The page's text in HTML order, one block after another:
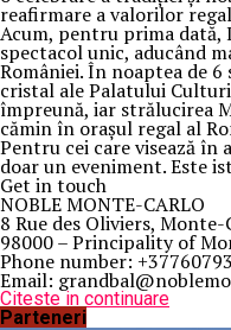
reafirmare a valorilor
Acum, pentru prima dată,
spectacol unic, aducând
României. În noaptea de
cristal ale Palatului
împreună, iar strălucirea
cămin în orașul regal al
Pentru cei care visează în
doar un eveniment. Este
Get in touch
NOBLE MONTE-CARLO
8 Rue des Oliviers,
98000 – Principality of
Phone number:
Email:
Citeste in continuare
Parteneri